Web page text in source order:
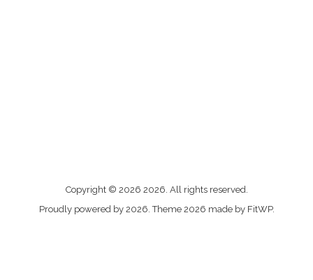
contacter
Copyright © 2026 2026. All rights reserved.
Proudly powered by 2026. Theme 2026 made by FitWP.